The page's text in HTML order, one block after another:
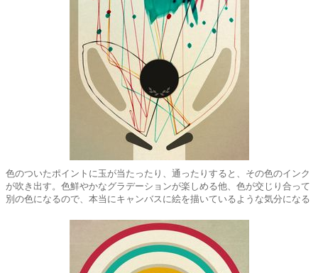
色のついたポイントに玉が当たったり、通ったりすると、その色のインク
が吹き出す。色鮮やかなグラデーションが楽しめる他、色が交じり合って
別の色になるので、本当にキャンバスに絵を描いているような気分になる